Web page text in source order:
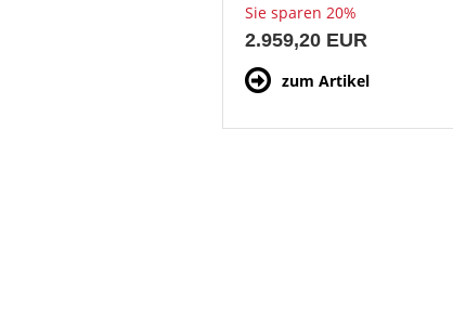
Sie sparen 20%
2.959,20 EUR
zum Artikel